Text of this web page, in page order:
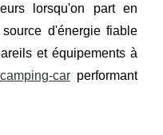
lorsqu'on part en
d'énergie fiable
et équipements à
carperformant